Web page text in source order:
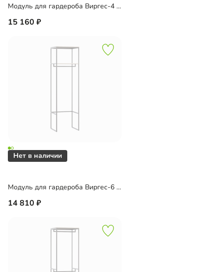
Модуль для гардероба Виргес-4 Блэк
15 160
Модуль для гардероба Виргес-6 Блэк
14 810